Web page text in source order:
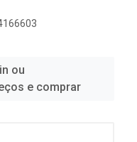
ou
e comprar